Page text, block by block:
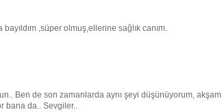
,süper olmuş,ellerine sağlık canım.
Ben de son zamanlarda aynı şeyi düşünüyorum, akşam
bana da.. Sevgiler..